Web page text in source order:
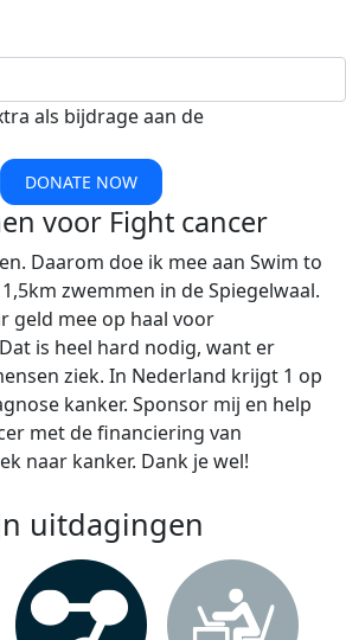
als bijdrage aan de
DONATE NOW
voor Fight cancer
Daarom doe ik mee aan Swim to
zwemmen in de Spiegelwaal.
geld mee op haal voor
is heel hard nodig, want er
ziek. In Nederland krijgt 1 op
kanker. Sponsor mij en help
met de financiering van
naar kanker. Dank je wel!
uitdagingen